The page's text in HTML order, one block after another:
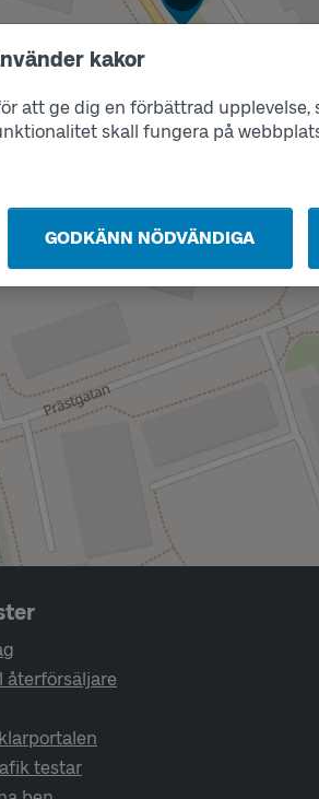
kakor
att ge dig en förbättrad
skall fungera på
GODKÄNN NÖDVÄNDIGA
återförsäljare
testar